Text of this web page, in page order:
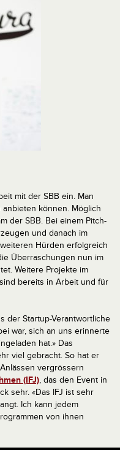
mit der SBB ein. Man
können. Möglich
der SBB. Bei einem Pitch-
und danach im
Hürden erfolgreich
Überraschungen nun im
Weitere Projekte im
bereits in Arbeit und für
der Startup-Verantwortliche
war, sich an uns erinnerte
hat.» Das
viel gebracht. So hat er
vergrössern
(IFJ), das den Event in
sehr. «Das IFJ ist sehr
Ich kann jedem
von ihnen